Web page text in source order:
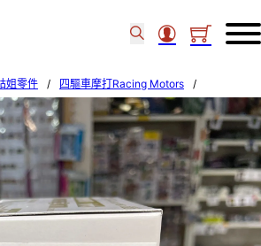
姐零件 / 四驅車摩打Racing Motors
/
2 MOTOR J-CUP 2026(JC26C) 95184